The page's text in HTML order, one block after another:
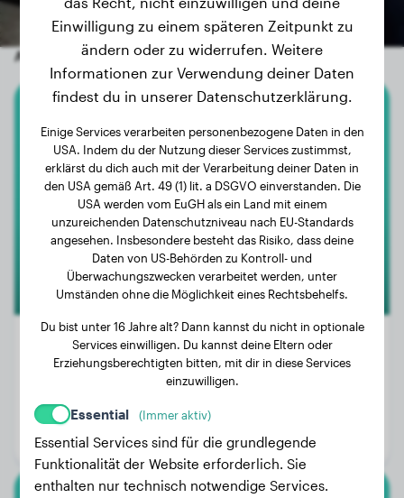
Andere zufällige Hunde
American Bully Xl
Zeus
Alter:
Geschlecht:
Einwilligung zu einem späteren Zeitpunkt zu
ändern oder zu widerrufen. Weitere
Informationen zur Verwendung deiner Daten
findest du in unserer Datenschutzerklärung.
Einige Services verarbeiten personenbezogene Daten in den
USA. Indem du der Nutzung dieser Services zustimmst,
erklärst du dich auch mit der Verarbeitung deiner Daten in
den USA gemäß Art. 49 (1) lit. a DSGVO einverstanden. Die
USA werden vom EuGH als ein Land mit einem
unzureichenden Datenschutzniveau nach EU-Standards
angesehen. Insbesondere besteht das Risiko, dass deine
Daten von US-Behörden zu Kontroll- und
Überwachungszwecken verarbeitet werden, unter
Umständen ohne die Möglichkeit eines Rechtsbehelfs.
Du bist unter 16 Jahre alt? Dann kannst du nicht in optionale
Services einwilligen. Du kannst deine Eltern oder
Erziehungsberechtigten bitten, mit dir in diese Services
einzuwilligen.
Essential (Immer aktiv)
Essential Services sind für die grundlegende
Funktionalität der Website erforderlich. Sie
enthalten nur technisch notwendige Services.